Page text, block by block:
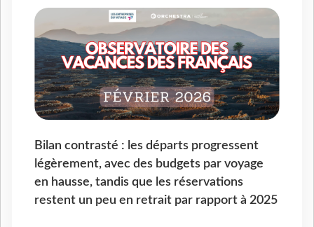
Bilan contrasté : les départs progressent
légèrement, avec des budgets par voyage
en hausse, tandis que les réservations
restent un peu en retrait par rapport à 2025